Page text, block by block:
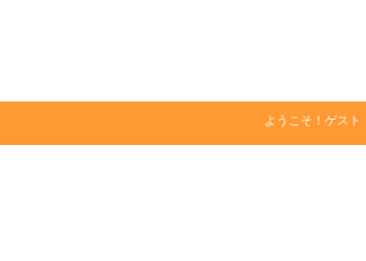
ようこそ！ ゲスト